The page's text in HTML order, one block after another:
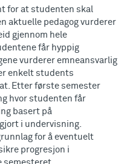
for at studenten skal
aktuelle pedagog vurderer
gjennom hele
får hyppig
vurderer emneansvarlig
enkelt students
Etter første semester
hvor studenten får
basert på
i undervisning.
for å eventuelt
progresjon i